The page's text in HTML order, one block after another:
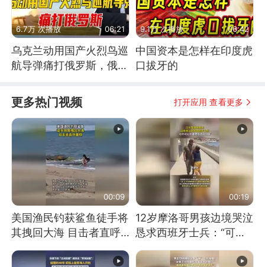
6.7万 次播放 06:21
乌克兰动用国产火烈鸟巡
航导弹痛打俄罗斯，俄军
9.1万 次播放 06:42
中国资本是怎样在印度虎
口拔牙的
更多热门视频 打开应用 查看更多
00:09
美国渔民钓获鲨鱼徒手将
其拽回大海 目击者直呼
消息）
00:19
12岁摩洛哥男孩边境哭泣
恳求西班牙士兵：“可不